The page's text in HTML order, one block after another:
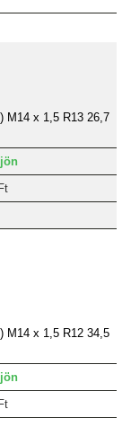
M14 x 1,5 R13 26,7
M14 x 1,5 R12 34,5